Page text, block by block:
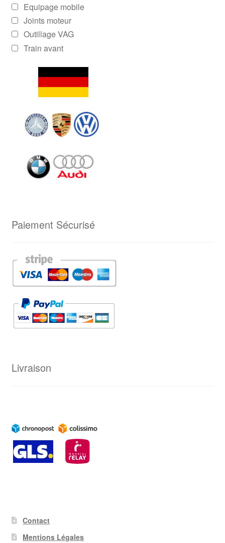
Equipage mobile
Joints moteur
Outillage VAG
Train avant
Paiement Sécurisé
Livraison
Contact
Mentions Légales